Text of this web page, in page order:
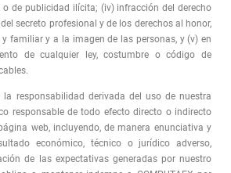
o de publicidad ilícita; (iv) infracción del derecho
secreto profesional y de los derechos al honor,
familiar y a la imagen de las personas, y (v) en
de cualquier ley, costumbre o código de
responsabilidad derivada del uso de nuestra
responsable de todo efecto directo o indirecto
web, incluyendo, de manera enunciativa y
económico, técnico o jurídico adverso,
de las expectativas generadas por nuestro